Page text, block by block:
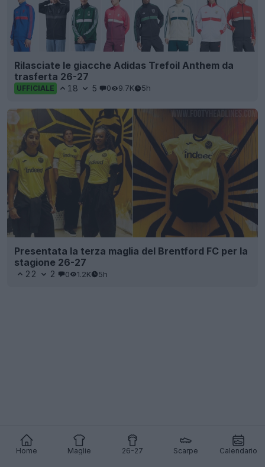
Home Maglie 26-27 Scarpe Calendario
Rilasciate le giacche Adidas Trefoil Anthem da
trasferta 26-27
UFFICIALE 18 5 0 9.7K 5h
Presentata la terza maglia del Brentford FC per la
stagione 26-27
22 2 0 1.2K 5h